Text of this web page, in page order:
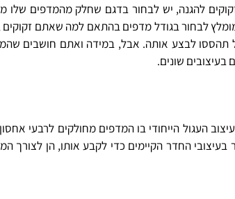
להגנה, יש לבחור בדגם שחלק מהמדפים שלו
לבצע אותה. אבל, במידה ואתם חושבים
בעיצובים שונים.
העגול הייחודי בו המדפים מחולקים לרבעי
החדר הקיימים כדי לקבע אותו, הן לצורך